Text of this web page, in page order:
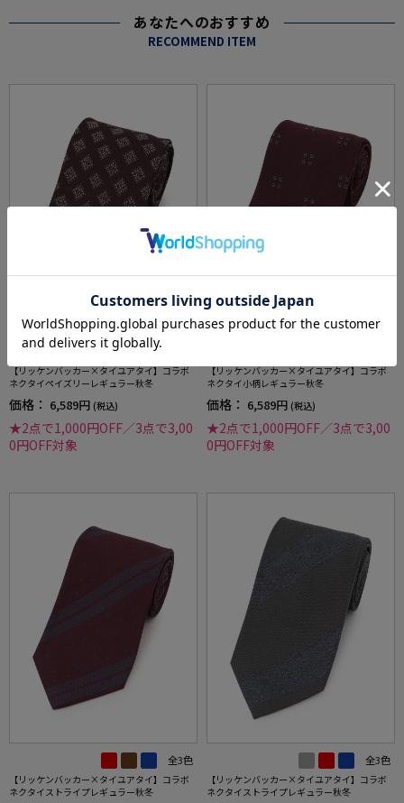
あなたへのおすすめ
RECOMMEND ITEM
【リッケンバッカー×タイユアタイ】コラボ
ネクタイペイズリーレギュラー秋冬
価格： 6,589円 (税込)
★2点で1,000円OFF／3点で3,00
0円OFF対象
【リッケンバッカー×タイユアタイ】コラボ
ネクタイ小柄レギュラー秋冬
価格： 6,589円 (税込)
★2点で1,000円OFF／3点で3,00
0円OFF対象
全3色
【リッケンバッカー×タイユアタイ】コラボ
ネクタイストライプレギュラー秋冬
全3色
【リッケンバッカー×タイユアタイ】コラボ
ネクタイストライプレギュラー秋冬